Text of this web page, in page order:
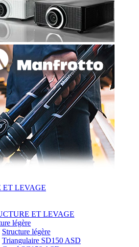
ET LEVAGE
ET LEVAGE
légère
Structure légère
Triangulaire SD150 ASD